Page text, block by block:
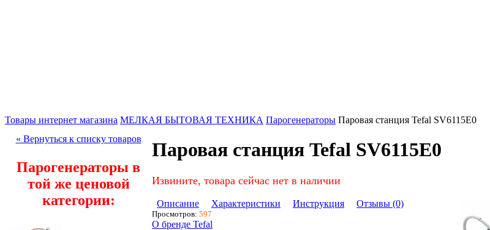
Товары интернет магазина МЕЛКАЯ БЫТОВАЯ ТЕХНИКА Парогенераторы Паровая станция Tefal SV6115E0
« Вернуться к списку товаров
Парогенераторы в
той же ценовой
категории:
Паровая станция Tefal SV6115E0
Извините, товара сейчас нет в наличии
Описание Характеристики Инструкция Отзывы (0)
Просмотров: 597
О бренде Tefal